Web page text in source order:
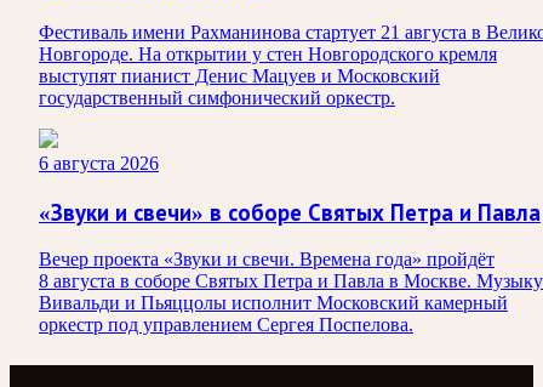
Фестиваль имени Рахманинова стартует 21 августа в
Новгороде. На открытии у стен Новгородского кремля
выступят пианист Денис Мацуев и Московский
государственный симфонический оркестр.
6 августа 2026
«Звуки и свечи» в соборе Святых Петра и Павла
Вечер проекта «Звуки и свечи. Времена года» пройдёт
8 августа в соборе Святых Петра и Павла в Москве. Музыку
Вивальди и Пьяццолы исполнит Московский камерный
оркестр под управлением Сергея Поспелова.